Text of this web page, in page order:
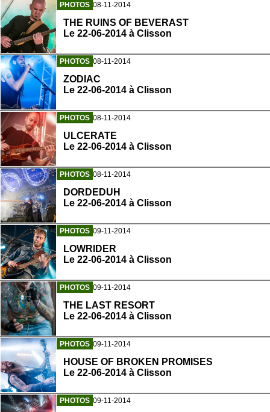
PHOTOS 08-11-2014
THE RUINS OF BEVERAST
Le 22-06-2014 à Clisson
PHOTOS 08-11-2014
ZODIAC
Le 22-06-2014 à Clisson
PHOTOS 08-11-2014
ULCERATE
Le 22-06-2014 à Clisson
PHOTOS 08-11-2014
DORDEDUH
Le 22-06-2014 à Clisson
PHOTOS 09-11-2014
LOWRIDER
Le 22-06-2014 à Clisson
PHOTOS 09-11-2014
THE LAST RESORT
Le 22-06-2014 à Clisson
PHOTOS 09-11-2014
HOUSE OF BROKEN PROMISES
Le 22-06-2014 à Clisson
PHOTOS 09-11-2014